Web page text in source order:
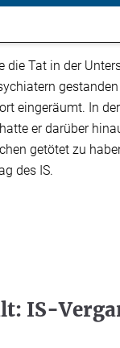
die Tat in der
eingeräumt. In der
er darüber
getötet zu
des IS.
IS-